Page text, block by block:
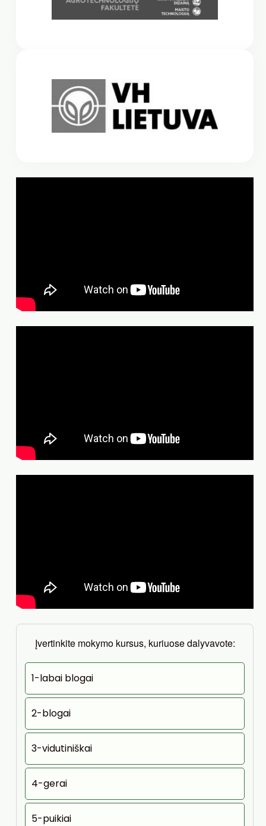
Įvertinkite mokymo kursus, kuriuose dalyvavote:
1-labai blogai
2-blogai
3-vidutiniškai
4-gerai
5-puikiai